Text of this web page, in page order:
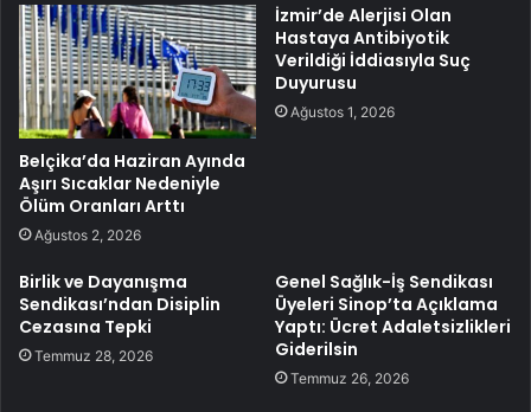
Belçika’da Haziran Ayında
Aşırı Sıcaklar Nedeniyle
Ölüm Oranları Arttı
Ağustos 2, 2026
İzmir’de Alerjisi Olan
Hastaya Antibiyotik
Verildiği İddiasıyla Suç
Duyurusu
Ağustos 1, 2026
Birlik ve Dayanışma
Sendikası’ndan Disiplin
Cezasına Tepki
Temmuz 28, 2026
Genel Sağlık-İş Sendikası
Üyeleri Sinop’ta Açıklama
Yaptı: Ücret Adaletsizlikleri
Giderilsin
Temmuz 26, 2026